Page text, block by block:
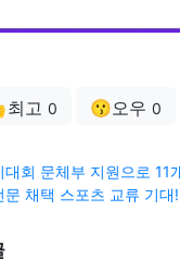
최고 0 😗오우 0
회 문체부 지원으로 11
문 채택 스포츠 교류 기대!